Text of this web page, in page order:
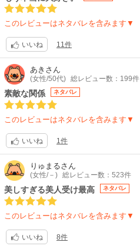
このレビューはネタバレを含みます▼
いいね 11件
あき さん
(女性/50代) 総レビュー数：199件
素敵な関係 ネタバレ
このレビューはネタバレを含みます▼
いいね 1件
りゅまるさん
(女性/－) 総レビュー数：523件
美しすぎる美人受け最高 ネタバレ
このレビューはネタバレを含みます▼
いいね 8件